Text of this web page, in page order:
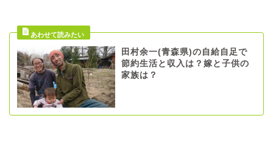
田村余一(青森県)の自給自足で
節約生活と収入は？嫁と子供の
家族は？